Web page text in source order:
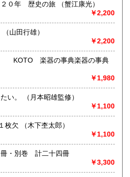
横須賀線を訪ねる １２０年 歴史の旅 （蟹江康光）
￥2,200
絵で見る江戸の道具たち （山田行雄）
￥2,200
KOTO 楽器の事典楽器の事典
￥1,980
キリスト教をもっと知りたい。 （月本昭雄監修）
￥1,100
百花譜百選 P７４・１枚欠 （木下杢太郎）
￥1,100
・別巻 計二十四冊
￥3,300